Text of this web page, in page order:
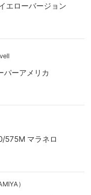
エローバージョン
パーアメリカ
575M マラネロ
）